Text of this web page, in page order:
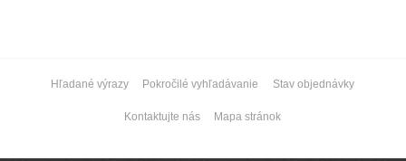
Hľadané výrazy Pokročilé vyhľadávanie Stav objednávky
Kontaktujte nás Mapa stránok